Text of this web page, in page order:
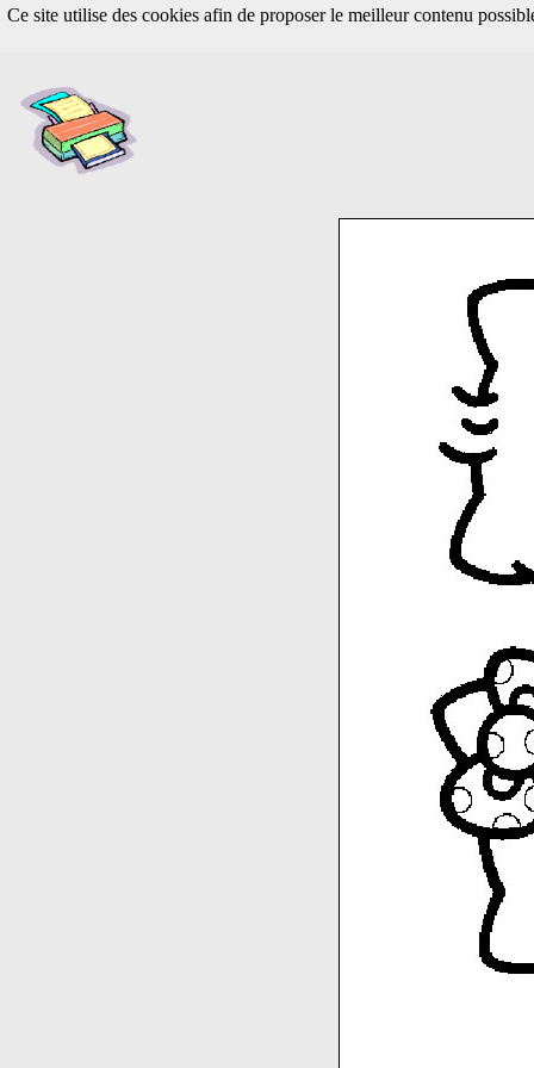
Ce site utilise des cookies afin de proposer le meilleur contenu